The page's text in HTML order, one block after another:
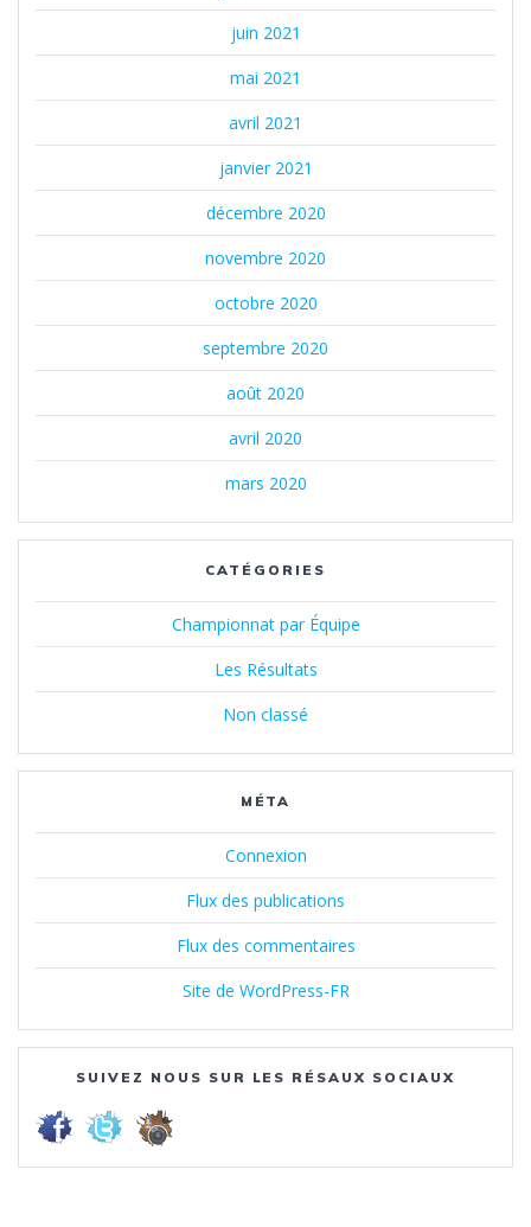
juin 2021
mai 2021
avril 2021
janvier 2021
décembre 2020
novembre 2020
octobre 2020
septembre 2020
août 2020
avril 2020
mars 2020
CATÉGORIES
Championnat par Équipe
Les Résultats
Non classé
MÉTA
Connexion
Flux des publications
Flux des commentaires
Site de WordPress-FR
SUIVEZ NOUS SUR LES RÉSAUX SOCIAUX